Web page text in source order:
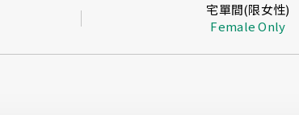
宅單間(限女性)
Female Only